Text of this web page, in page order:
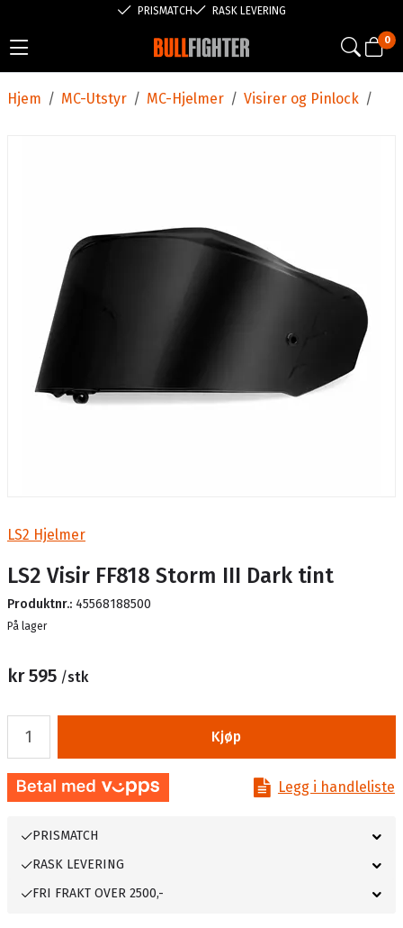
PRISMATCH RASK LEVERING
0
/
Hjem /
MC-Utstyr /
MC-Hjelmer /
Visirer og Pinlock
LS2 Hjelmer
LS2 Visir FF818 Storm III Dark tint
Produktnr.: 45568188500
Lager
På lager
kr 595 /stk
Kjøp
Legg i handleliste
PRISMATCH
RASK LEVERING
FRI FRAKT OVER 2500,-